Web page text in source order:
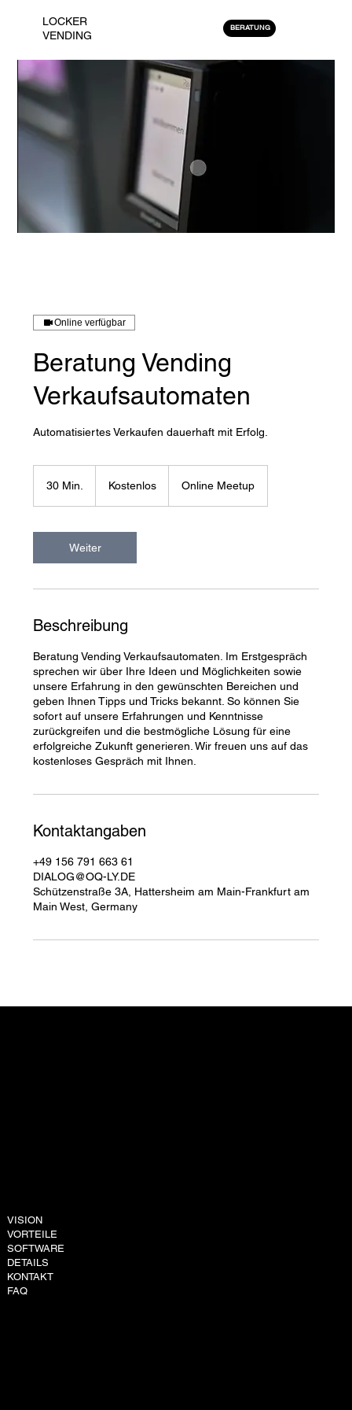
LOCKER
VENDING
BERATUNG
Online verfügbar
Beratung Vending
Verkaufsautomaten
Automatisiertes Verkaufen dauerhaft mit Erfolg.
30 Min.
i
n
Kostenlos Online Meetup
Weiter
Beschreibung
Beratung Vending Verkaufsautomaten. Im Erstgespräch
sprechen wir über Ihre Ideen und Möglichkeiten sowie
unsere Erfahrung in den gewünschten Bereichen und
geben Ihnen Tipps und Tricks bekannt. So können Sie
sofort auf unsere Erfahrungen und Kenntnisse
zurückgreifen und die bestmögliche Lösung für eine
erfolgreiche Zukunft generieren. Wir freuen uns auf das
kostenloses Gespräch mit Ihnen.
Kontaktangaben
+49 156 791 663 61
DIALOG@OQ-LY.DE
Schützenstraße 3A, Hattersheim am Main-Frankfurt am
Main West, Germany
VISION
VORTEILE
SOFTWARE
DETAILS
KONTAKT
FAQ